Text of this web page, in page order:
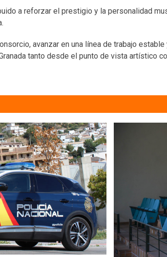
a reforzar el prestigio y la personalidad
avanzar en una línea de trabajo
tanto desde el punto de vista artístico